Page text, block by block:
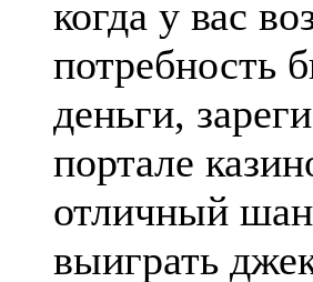
когда у вас
потребность
деньги,
портале
отличный
выиграть